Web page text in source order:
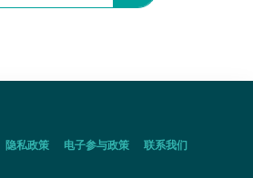
隐私政策 电子参与政策
联系我们